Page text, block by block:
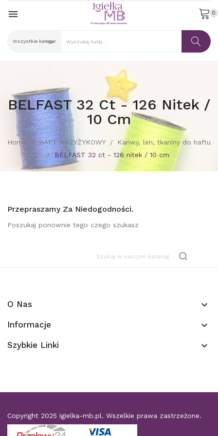
 0
BELFAST 32 Ct - 126 Nitek /
10 Cm
Home HAFT KRZYŻYKOWY
Kanwy, len, tkaniny do haftu
BELFAST 32 ct - 126 nitek / 10 cm
Przepraszamy Za Niedogodności.
Poszukaj ponownie tego czego szukasz
O Nas keyboard_arrow_down
Informacje keyboard_arrow_down
Szybkie Linki keyboard_arrow_down
Copyright 2025 igielka-mb.pl. Wszelkie prawa zastrzeżone.